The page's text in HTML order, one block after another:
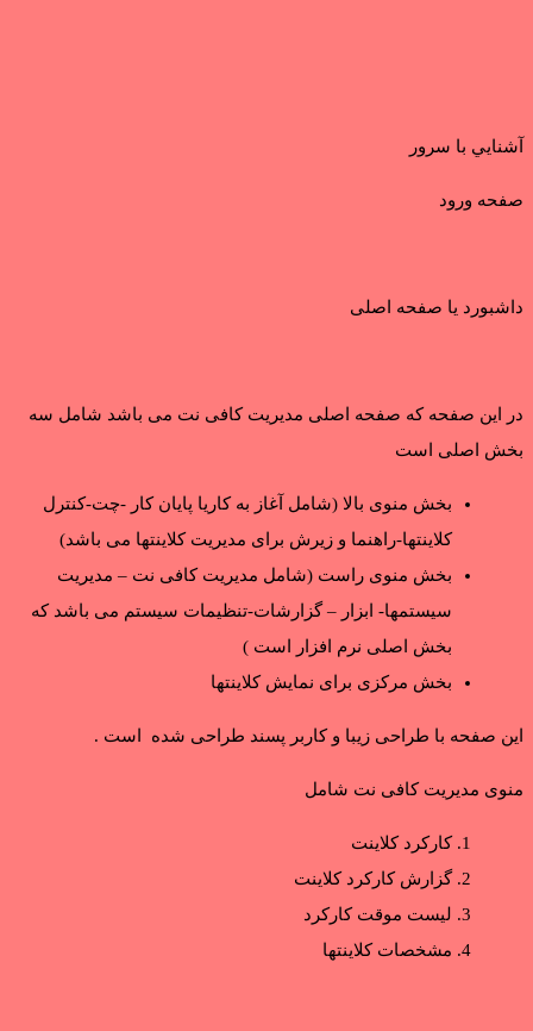
آشنايي با سرور
صفحه ورود
داشبورد یا صفحه اصلی
در این صفحه که صفحه اصلی مدیریت کافی نت می باشد شامل سه
بخش اصلی است
بخش منوی بالا (شامل آغاز به کاریا پایان کار -چت-کنترل
کلاینتها-راهنما و زیرش برای مدیریت کلاینتها می باشد)
بخش منوی راست (شامل مدیریت کافی نت – مدیریت
سیستمها- ابزار – گزارشات-تنظیمات سیستم می باشد که
بخش اصلی نرم افزار است )
بخش مرکزی برای نمایش کلاینتها
این صفحه با طراحی زیبا و کاربر پسند طراحی شده است .
منوی مدیریت کافی نت شامل
کارکرد کلاینت
گزارش کارکرد کلاینت
لیست موقت کارکرد
مشخصات کلاینتها